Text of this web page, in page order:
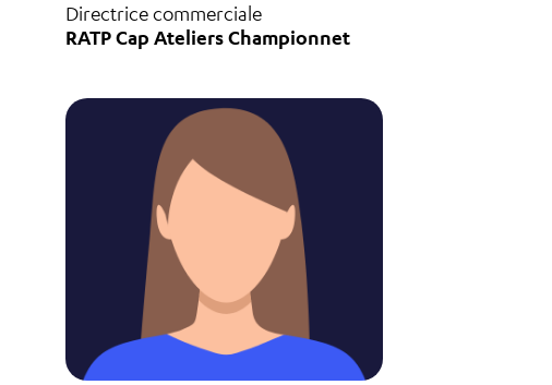
Directrice commerciale
RATP Cap Ateliers Championnet